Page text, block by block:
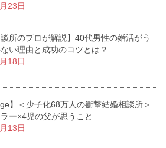
23日
談所のプロが解説】40代男性の婚活がう
い理由と成功のコツとは？
18日
】＜少子化68万人の衝撃結婚相談所＞
ー×4児の父が思うこと
13日